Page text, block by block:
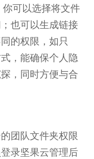
你可以选择将文件
也可以生成链接
的权限，如只
，能确保个人隐
，同时方便与合
团队文件夹权限
录坚果云管理后